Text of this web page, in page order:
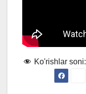
Ko'rishlar soni: